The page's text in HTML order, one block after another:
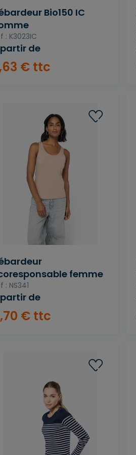
Bio150 IC
: K3023IC
de
63 € ttc
femme
: NS341
de
,70 € ttc